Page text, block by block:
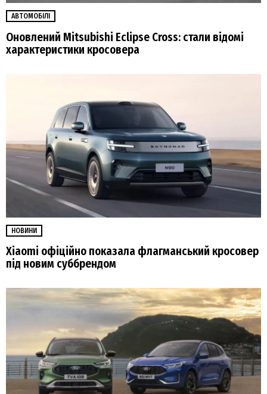
АВТОМОБІЛІ
Оновлений Mitsubishi Eclipse Cross: стали відомі
характеристики кросовера
НОВИНИ
Xiaomi офіційно показала флагманський кросовер
під новим суббрендом